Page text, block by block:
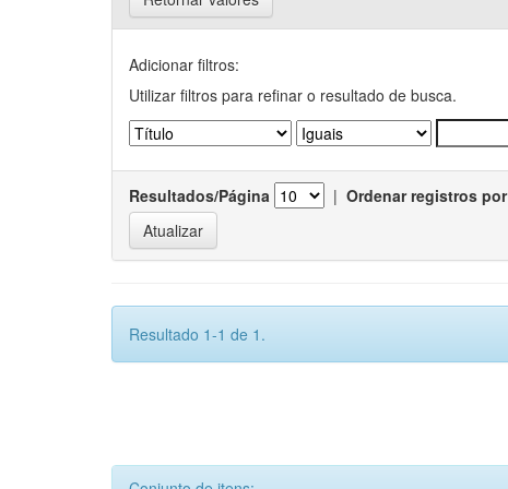
Adicionar filtros:
Utilizar filtros para refinar o resultado de busca.
Resultados/Página | Ordenar registros por
Resultado 1-1 de 1.